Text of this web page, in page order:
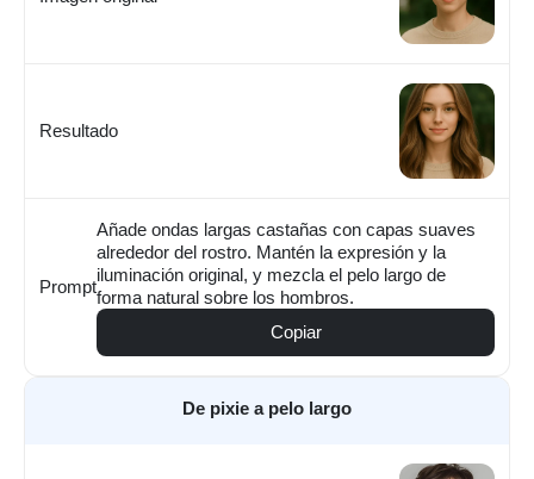
Resultado
Prompt
Añade ondas largas castañas con capas suaves
alrededor del rostro. Mantén la expresión y la
iluminación original, y mezcla el pelo largo de
forma natural sobre los hombros.
Copiar
De pixie a pelo largo